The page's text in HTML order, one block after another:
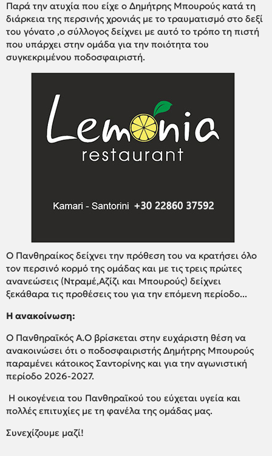
Παρά την ατυχία που είχε ο Δημήτρης Μπουρούς κατά τη
διάρκεια της περσινής χρονιάς με το τραυματισμό στο δεξί
του γόνατο ,ο σύλλογος δείχνει με αυτό το τρόπο τη πιστή
που υπάρχει στην ομάδα για την ποιότητα του
συγκεκριμένου ποδοσφαιριστή.
Ο Πανθηραίκος δείχνει την πρόθεση του να κρατήσει όλο
τον περσινό κορμό της ομάδας και με τις τρεις πρώτες
ανανεώσεις (Ντραμέ,Αζίζι και Μπουρούς) δείχνει
ξεκάθαρα τις προθέσεις του για την επόμενη περίοδο...
Η ανακοίνωση:
Ο Πανθηραϊκός Α.Ο βρίσκεται στην ευχάριστη θέση να
ανακοινώσει ότι ο ποδοσφαιριστής Δημήτρης Μπουρούς
παραμένει κάτοικος Σαντορίνης και για την αγωνιστική
περίοδο 2026-2027.
Η οικογένεια του Πανθηραϊκού του εύχεται υγεία και
πολλές επιτυχίες με τη φανέλα της ομάδας μας.
Συνεχίζουμε μαζί!